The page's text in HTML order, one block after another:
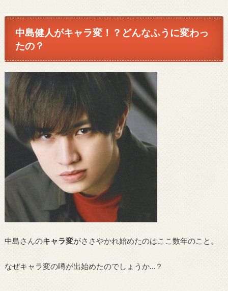
中島健人がキャラ変！？どんなふうに変わっ
たの？
中島さんのキャラ変がささやかれ始めたのはここ数年のこと。
なぜキャラ変の噂が出始めたのでしょうか…？